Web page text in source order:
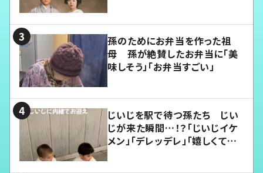
孫のためにお弁当を作った祖
母 孫が絶賛したお弁当に「美
味しそう」「お弁当すごい」
じいじを駅で待つ孫たち じい
じが来た瞬間…！？「じいじイケ
メン」「デレッデレ」「嬉しくて可